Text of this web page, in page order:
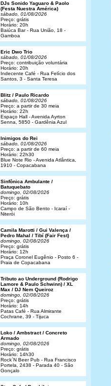
DJs Sonido Yaguaro & Paolo
(Festa Nuestra América)
sábado, 01/08/2026
Preço: grátis
Horário: 20h
Baiúca Bar - Rua União, 18 -
Gamboa
Eric Dwo Trio
sábado, 01/08/2026
Preço: contribuição voluntária
Horário: 20h
Indecente Café - Rua Felício dos
Santos, 3 - Santa Teresa
Blitz / Paulo Ricardo
sábado, 01/08/2026
Preço: a partir de 30 meia
Horário: 22h
Espaço Hall - Avenida Ayrton
Senna, 5850 - Gardênia Azul
Inimigos do Rei
sábado, 01/08/2026
Preço: a partir de 60 meia
Horário: 22h30
Blue Note Rio - Avenida Atlântica,
1910 - Copacabana
Sinfônica Ambulante /
Batuquebato
domingo, 02/08/2026
Preço: grátis
Horário: 10h
Campo de São Bento - Icaraí -
Niterói
Camila Marotti / Gui Valença /
Pedro Mahal / Tibí (Fair Fest)
domingo, 02/08/2026
Preço: grátis
Horário: 12h
Praça Coronel Eugênio - Posto 6 -
Praia de Copacabana
Tributo ao Underground (Rodrigo
Lamore & Paulo Schwinn) / XL
Max / DJ Nem Queiroz
domingo, 02/08/2026
Preço: grátis
Horário: 14h
Patas Café - Rua Almirante
Cochrane, 39 - Tijuca
Loko / Ambstract / Concreto
Armado
domingo, 02/08/2026
Preço: grátis
Horário: 14h30
Rock´N Beer Pub - Rua Francisco
Portela, 2438 - Parada 40 - São
Gonçalo